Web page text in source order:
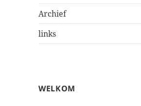
Archief
links
WELKOM